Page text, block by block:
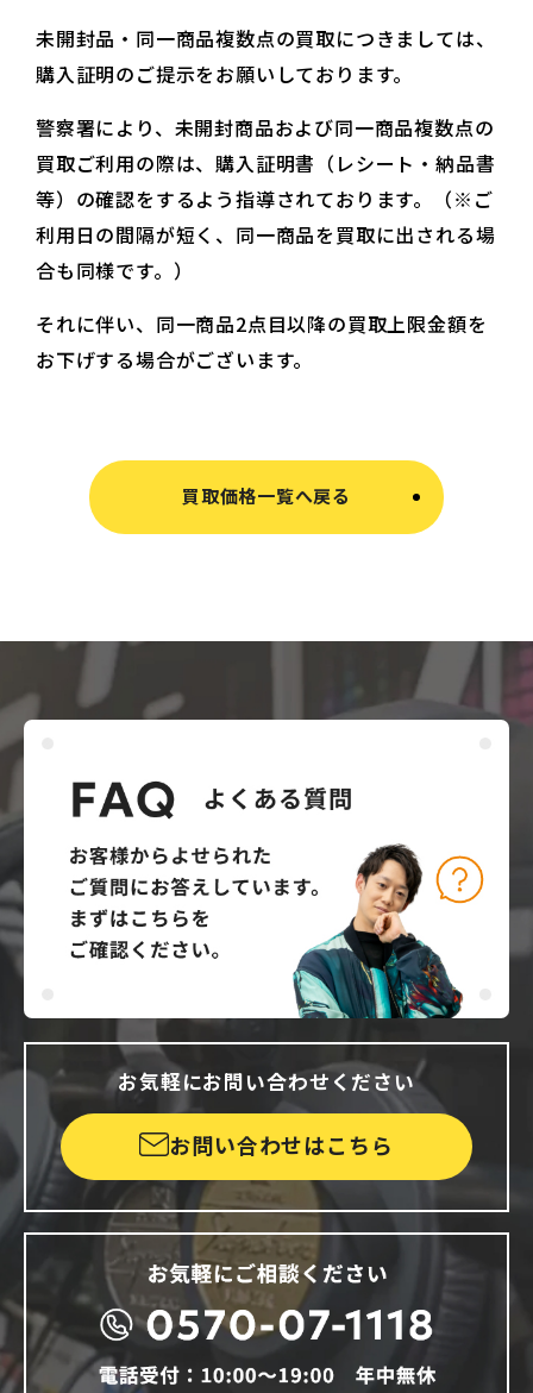
未開封品・同一商品複数点の買取につきましては、
購入証明のご提示をお願いしております。
警察署により、未開封商品および同一商品複数点の
買取ご利用の際は、購入証明書（レシート・納品書
等）の確認をするよう指導されております。（※ご
利用日の間隔が短く、同一商品を買取に出される場
合も同様です。）
それに伴い、同一商品2点目以降の買取上限金額を
お下げする場合がございます。
買取価格一覧へ戻る
お気軽にお問い合わせください
お問い合わせはこちら